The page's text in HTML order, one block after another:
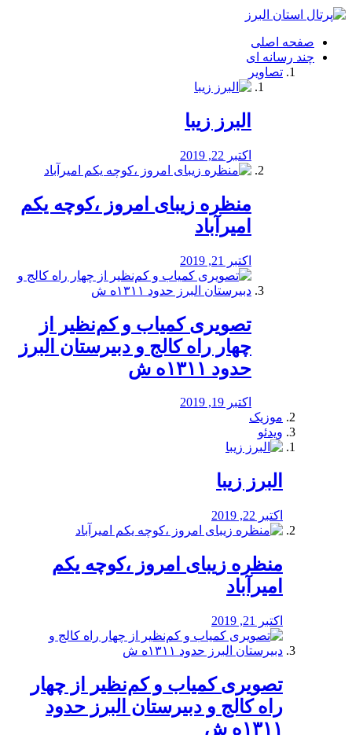
فصد
شرق
تهران
خشکشویی
صفحه اصلی
چند رسانه ای
تصاویر
البرز زیبا
اکتبر 22, 2019
منظره‌‌ زیبای امروز ،کوچه یکم
امیرآباد
اکتبر 21, 2019
️تصویری کمیاب و کم‌نظیر از
چهار راه كالج و دبيرستان البرز
حدود ۱۳۱۱ه ش
اکتبر 19, 2019
موزیک
ویدئو
البرز زیبا
اکتبر 22, 2019
منظره‌‌ زیبای امروز ،کوچه یکم
امیرآباد
اکتبر 21, 2019
️تصویری کمیاب و کم‌نظیر از چهار
راه كالج و دبيرستان البرز حدود
۱۳۱۱ه ش